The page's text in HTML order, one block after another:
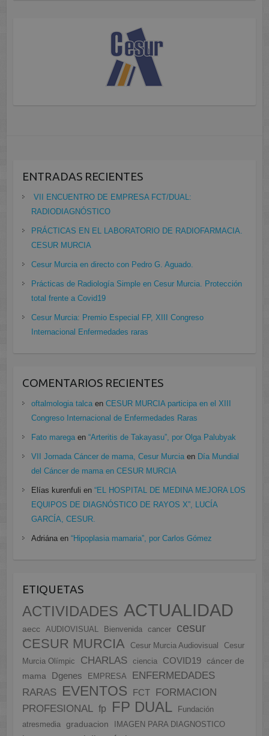
ENTRADAS RECIENTES
VII ENCUENTRO DE EMPRESA FCT/DUAL:
RADIODIAGNÓSTICO
PRÁCTICAS EN EL LABORATORIO DE RADIOFARMACIA.
CESUR MURCIA
Cesur Murcia en directo con Pedro G. Aguado.
Prácticas de Radiología Simple en Cesur Murcia. Protección
total frente a Covid19
Cesur Murcia: Premio Especial FP, XIII Congreso
Internacional Enfermedades raras
COMENTARIOS RECIENTES
oftalmologia talcaen CESUR MURCIA participa en el XIII
Congreso Internacional de Enfermedades Raras
Fato maregaen “Arteritis de Takayasu”, por Olga Palubyak
VII Jornada Cáncer de mama, Cesur Murciaen Día Mundial
del Cáncer de mama en CESUR MURCIA
Elías kurenfuli en “EL HOSPITAL DE MEDINA MEJORA LOS
EQUIPOS DE DIAGNÓSTICO DE RAYOS X”, LUCÍA
GARCÍA, CESUR.
Adriánaen “Hipoplasia mamaria”, por Carlos Gómez
ETIQUETAS
ACTIVIDADES ACTUALIDAD
aecc AUDIOVISUAL Bienvenida cancer cesur
CESUR MURCIA Cesur Murcia Audiovisual
Cesur
Murcia Olímpic
CHARLAS ciencia COVID19
cáncer de
mama
Dgenes EMPRESA
ENFERMEDADES
RARAS EVENTOS FCT
FORMACION
PROFESIONAL fp FP DUAL
Fundación
atresmedia
graduacion IMAGEN PARA DIAGNOSTICO